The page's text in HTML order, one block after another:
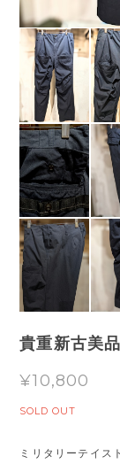
貴重新古美
¥10,800
SOLD OUT
ミリタリーテイス